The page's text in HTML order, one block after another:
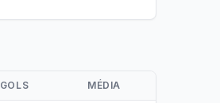
GOLS MÉDIA